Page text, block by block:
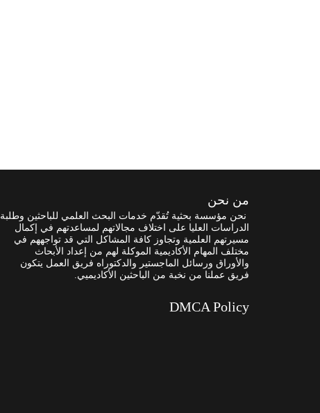
من نحن
نحن مؤسسة بحثية تُقدّم خدمات البحث العلمي للباحثين وطلبة
الدراسات العليا على اختلاف مجالاتهم لمساعدتهم في إكمال
مسيرتهم العلمية وتجاوز كافة المشاكل التي قد تواجههم في
مختلف المهام الأكاديمية الموكلة لهم من إعداد الأبحاث
والأوراق ورسائل الماجستير والدكتوراه فريق العمل يتكون
فريق عملنا من نخبة من الباحثين الأكاديميي.
DMCA Policy